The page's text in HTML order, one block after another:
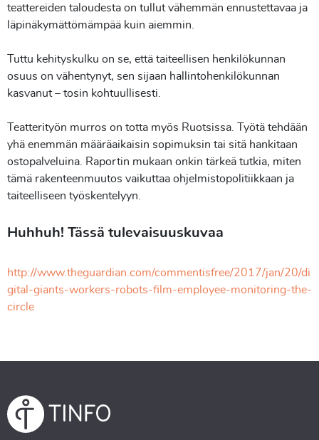
teattereiden taloudesta on tullut vähemmän ennustettavaa ja
läpinäkymättömämpää kuin aiemmin.
Tuttu kehityskulku on se, että taiteellisen henkilökunnan
osuus on vähentynyt, sen sijaan hallintohenkilökunnan
kasvanut – tosin kohtuullisesti.
Teatterityön murros on totta myös Ruotsissa. Työtä tehdään
yhä enemmän määräaikaisin sopimuksin tai sitä hankitaan
ostopalveluina. Raportin mukaan onkin tärkeä tutkia, miten
tämä rakenteenmuutos vaikuttaa ohjelmistopolitiikkaan ja
taiteelliseen työskentelyyn.
Huhhuh! Tässä tulevaisuuskuvaa
http://www.theguardian.com/commentisfree/2017/jan/20/di
gital-giants-workers-robots-film-employee-monitoring-the-
circle